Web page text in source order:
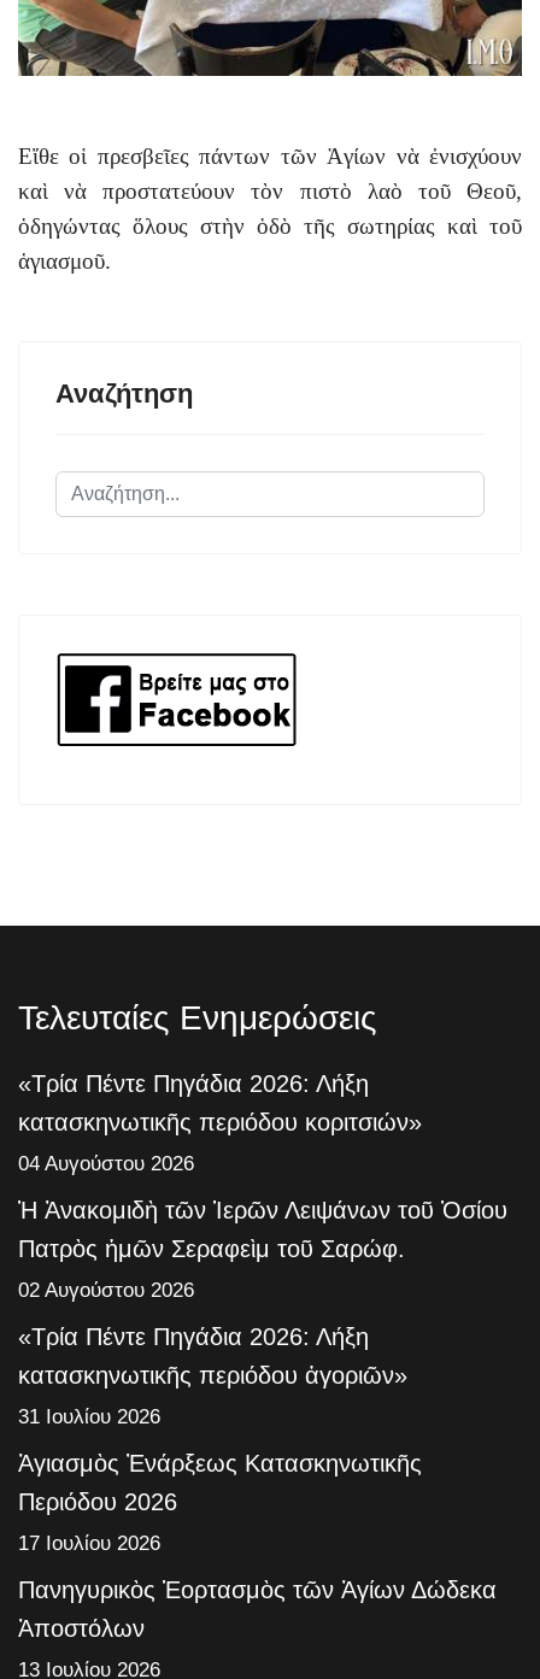
Εἴθε οἱ πρεσβεῖες πάντων τῶν Ἁγίων νὰ ἐνισχύουν
καὶ νὰ προστατεύουν τὸν πιστὸ λαὸ τοῦ Θεοῦ,
ὁδηγώντας ὅλους στὴν ὁδὸ τῆς σωτηρίας καὶ τοῦ
ἁγιασμοῦ.
Αναζήτηση
Αναζήτηση...
Τελευταίες Ενημερώσεις
«Τρία Πέντε Πηγάδια 2026: Λήξη
κατασκηνωτικῆς περιόδου κοριτσιών»
04 Αυγούστου 2026
Ἡ Ἀνακομιδὴ τῶν Ἱερῶν Λειψάνων τοῦ Ὁσίου
Πατρὸς ἡμῶν Σεραφεὶμ τοῦ Σαρώφ.
02 Αυγούστου 2026
«Τρία Πέντε Πηγάδια 2026: Λήξη
κατασκηνωτικῆς περιόδου ἀγοριῶν»
31 Ιουλίου 2026
Ἁγιασμὸς Ἐνάρξεως Κατασκηνωτικῆς
Περιόδου 2026
17 Ιουλίου 2026
Πανηγυρικὸς Ἑορτασμὸς τῶν Ἁγίων Δώδεκα
Ἀποστόλων
13 Ιουλίου 2026